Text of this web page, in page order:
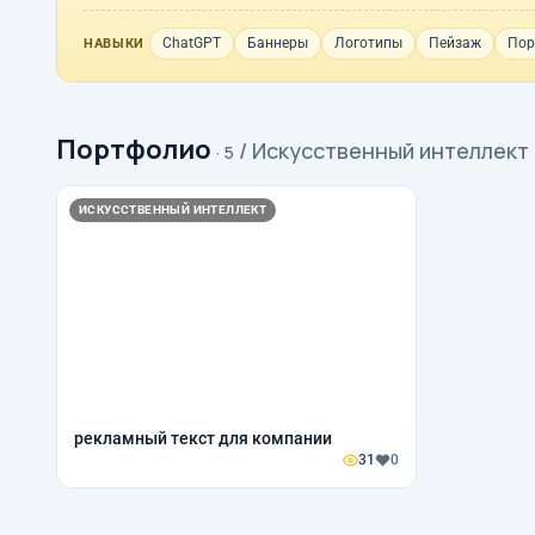
НАВЫКИ ChatGPT Баннеры Логотипы Пейзаж
Портфолио · 5 / Искусственный интеллект
ИСКУССТВЕННЫЙ ИНТЕЛЛЕКТ
рекламный текст для компании
31 0